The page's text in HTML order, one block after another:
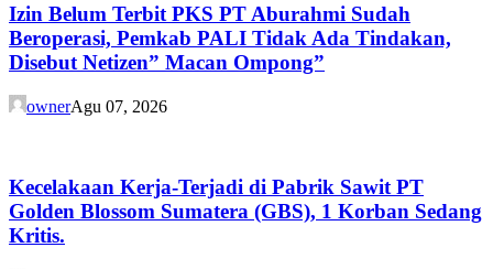
Izin Belum Terbit PKS PT Aburahmi Sudah
Beroperasi, Pemkab PALI Tidak Ada Tindakan,
Disebut Netizen” Macan Ompong”
ownerAgu 07, 2026
Kecelakaan Kerja-Terjadi di Pabrik Sawit PT
Golden Blossom Sumatera (GBS), 1 Korban Sedang
Kritis.